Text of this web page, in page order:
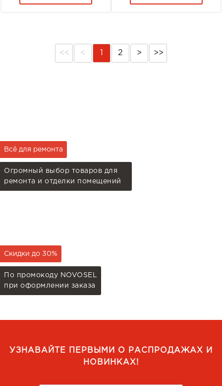
<< < 2 > >>
Всё для ремонта
Огромный выбор товаров для
ремонта и отделки помещений
Скидки до 30%
По промокоду NOVOSEL
при оформлении заказа
УЗНАВАЙТЕ ПЕРВЫМИ О РАСПРОДАЖАХ И
НОВИНКАХ!